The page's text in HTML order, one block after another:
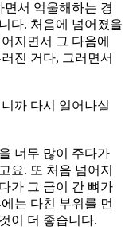
서 억울해하는 경
다. 처음에 넘어졌을
지면서 그 다음에
진 거다, 그러면서
까 다시 일어나실
너무 많이 주다가
요. 또 처음 넘어지
가 그 금이 간 뼈가
는 다친 부위를 먼
이 더 좋습니다.